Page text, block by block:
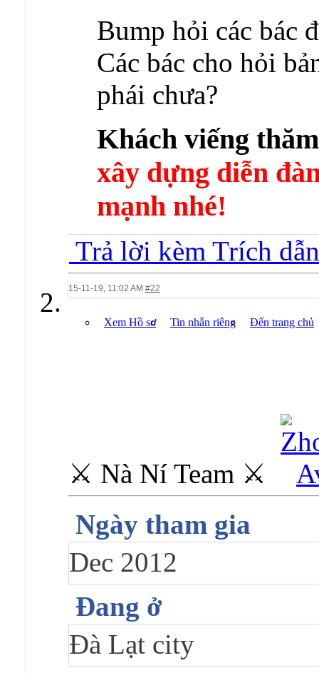
Bump hỏi các bác
Các bác cho hỏi
phái chưa?
Khách viếng
xây dựng diễn
mạnh nhé!
Trả lời kèm Trích dẫn
15-11-19, 11:02 AM #22
Xem Hồ sơ Tin nhắn riêng Đến trang chủ
⚔ Nà Ní Team ⚔
Ngày tham gia
Dec 2012
Đang ở
Đà Lạt city